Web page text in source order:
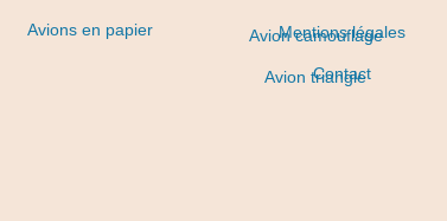
Avions en papier Avion camouflage
Avion triangle
Mentions légales
Contact